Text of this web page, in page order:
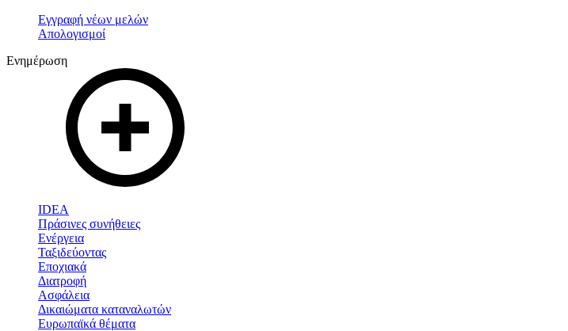
Εγγραφή νέων μελών
Απολογισμοί
Ενημέρωση
IDEA
Πράσινες συνήθειες
Ενέργεια
Ταξιδεύοντας
Εποχιακά
Διατροφή
Ασφάλεια
Δικαιώματα καταναλωτών
Ευρωπαϊκά θέματα